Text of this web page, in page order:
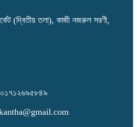
(দ্বিতীয় তলা), কাজী নজরুল সরণী,